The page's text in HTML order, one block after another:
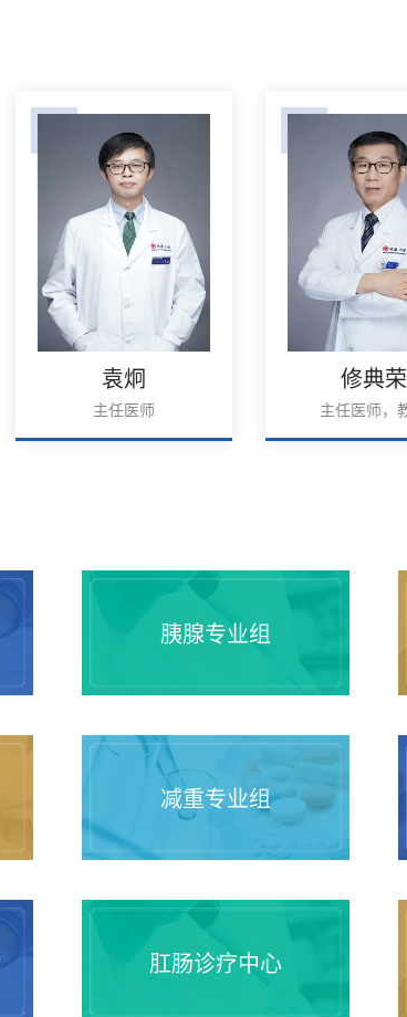
修典荣
主任医师，教授
宋世兵
主任医师
胰腺专业组
减重专业组
肛肠诊疗中心